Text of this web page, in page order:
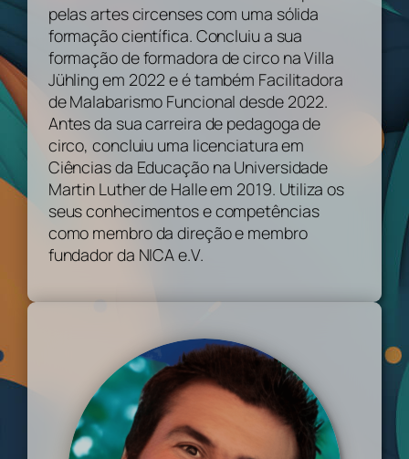
pelas artes circenses com uma sólida
formação científica. Concluiu a sua
formação de formadora de circo na Villa
Jühling em 2022 e é também Facilitadora
de Malabarismo Funcional desde 2022.
Antes da sua carreira de pedagoga de
circo, concluiu uma licenciatura em
Ciências da Educação na Universidade
Martin Luther de Halle em 2019. Utiliza os
seus conhecimentos e competências
como membro da direção e membro
fundador da NICA e.V.